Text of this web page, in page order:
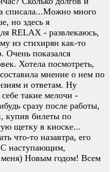
списала...Можно много
но здесь я
RELAX - развлекаюсь,
из стихирян как-то
Очень показался
Хотела посмотреть,
мнение о нем по
и ответам. Ну
такие мелочи -
сразу после работы,
купив билеты по
щетку в киоске...
что-то назавтра, его
наступающим,
Новым годом! Всем